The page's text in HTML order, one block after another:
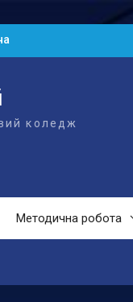
коледж
Методична робота